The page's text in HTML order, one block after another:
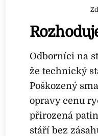
Odborníci na
že technický
Poškozený
opravy cenu
přirozená
stáří bez